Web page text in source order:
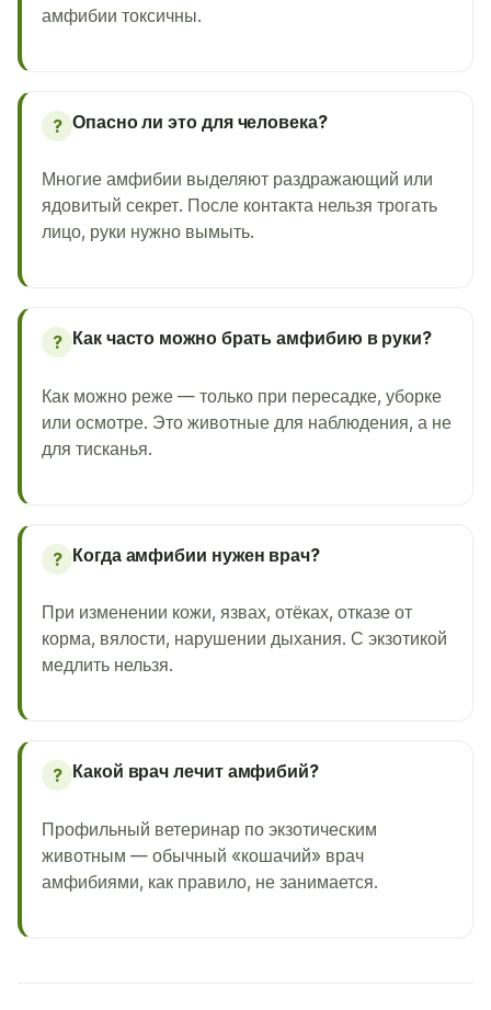
амфибии токсичны.
? Опасно ли это для человека?
Многие амфибии выделяют раздражающий или
ядовитый секрет. После контакта нельзя трогать
лицо, руки нужно вымыть.
? Как часто можно брать амфибию в руки?
Как можно реже — только при пересадке, уборке
или осмотре. Это животные для наблюдения, а не
для тисканья.
? Когда амфибии нужен врач?
При изменении кожи, язвах, отёках, отказе от
корма, вялости, нарушении дыхания. С экзотикой
медлить нельзя.
? Какой врач лечит амфибий?
Профильный ветеринар по экзотическим
животным — обычный «кошачий» врач
амфибиями, как правило, не занимается.